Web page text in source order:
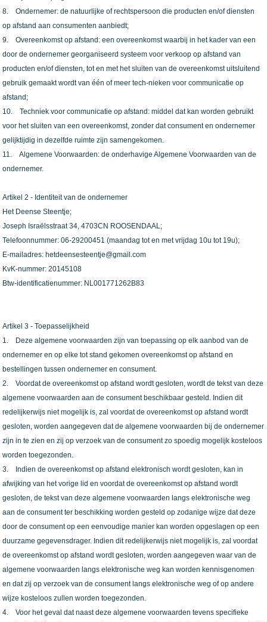
8. Ondernemer: de natuurlijke of rechtspersoon die producten en/of diensten
op afstand aan consumenten aanbiedt;
9. Overeenkomst op afstand: een overeenkomst waarbij in het kader van een
door de ondernemer georganiseerd systeem voor verkoop op afstand van
producten en/of diensten, tot en met het sluiten van de overeenkomst uitsluitend
gebruik gemaakt wordt van één of meer tech-nieken voor communicatie op
afstand;
10. Techniek voor communicatie op afstand: middel dat kan worden gebruikt
voor het sluiten van een overeenkomst, zonder dat consument en ondernemer
gelijktijdig in dezelfde ruimte zijn samengekomen.
11. Algemene Voorwaarden: de onderhavige Algemene Voorwaarden van de
ondernemer.
Artikel 2 - Identiteit van de ondernemer
Het Deense Steentje;
Joseph Israëlsstraat 34, 4703CN ROOSENDAAL;
Telefoonnummer: 06-29200451 (maandag tot en met vrijdag 10u tot 19u);
E-mailadres: hetdeensesteentje@gmail.com
KvK-nummer: 20145108
Btw-identificatienummer: NL001771262B83
Artikel 3 - Toepasselijkheid
1. Deze algemene voorwaarden zijn van toepassing op elk aanbod van de
ondernemer en op elke tot stand gekomen overeenkomst op afstand en
bestellingen tussen ondernemer en consument.
2. Voordat de overeenkomst op afstand wordt gesloten, wordt de tekst van deze
algemene voorwaarden aan de consument beschikbaar gesteld. Indien dit
redelijkerwijs niet mogelijk is, zal voordat de overeenkomst op afstand wordt
gesloten, worden aangegeven dat de algemene voorwaarden bij de ondernemer
zijn in te zien en zij op verzoek van de consument zo spoedig mogelijk kosteloos
worden toegezonden.
3. Indien de overeenkomst op afstand elektronisch wordt gesloten, kan in
afwijking van het vorige lid en voordat de overeenkomst op afstand wordt
gesloten, de tekst van deze algemene voorwaarden langs elektronische weg
aan de consument ter beschikking worden gesteld op zodanige wijze dat deze
door de consument op een eenvoudige manier kan worden opgeslagen op een
duurzame gegevensdrager. Indien dit redelijkerwijs niet mogelijk is, zal voordat
de overeenkomst op afstand wordt gesloten, worden aangegeven waar van de
algemene voorwaarden langs elektronische weg kan worden kennisgenomen
en dat zij op verzoek van de consument langs elektronische weg of op andere
wijze kosteloos zullen worden toegezonden.
4. Voor het geval dat naast deze algemene voorwaarden tevens specifieke